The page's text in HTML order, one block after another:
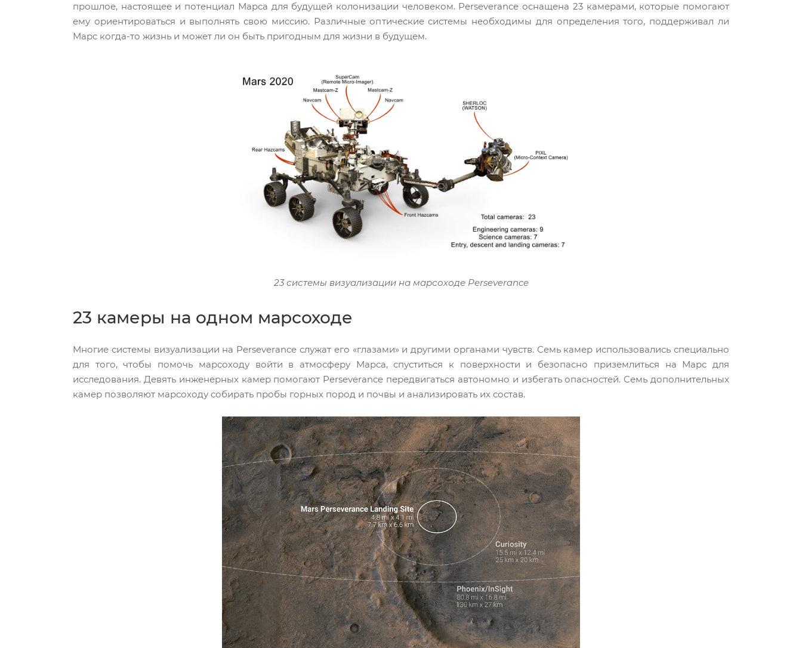
прошлое, настоящее и потенциал Марса для будущей колонизации человеком. Perseverance оснащена 23 камерами, которые помогают
ему ориентироваться и выполнять свою миссию. Различные оптические системы необходимы для определения того, поддерживал ли
Марс когда-то жизнь и может ли он быть пригодным для жизни в будущем.
23 системы визуализации на марсоходе Perseverance
23 камеры на одном марсоходе
Многие системы визуализации на Perseverance служат его «глазами» и другими органами чувств. Семь камер использовались специально
для того, чтобы помочь марсоходу войти в атмосферу Марса, спуститься к поверхности и безопасно приземлиться на Марс для
исследования. Девять инженерных камер помогают Perseverance передвигаться автономно и избегать опасностей. Семь дополнительных
камер позволяют марсоходу собирать пробы горных пород и почвы и анализировать их состав.